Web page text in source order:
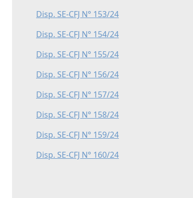
Disp. SE-CFJ N° 153/24
Disp. SE-CFJ N° 154/24
Disp. SE-CFJ N° 155/24
Disp. SE-CFJ N° 156/24
Disp. SE-CFJ N° 157/24
Disp. SE-CFJ N° 158/24
Disp. SE-CFJ N° 159/24
Disp. SE-CFJ N° 160/24